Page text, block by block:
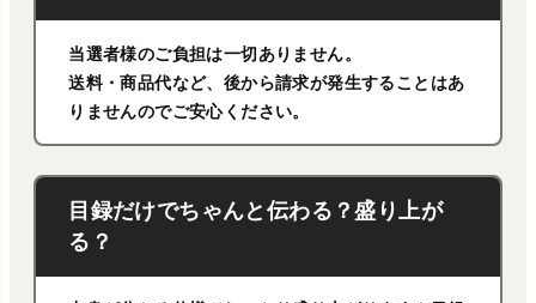
当選者様のご負担は一切ありません。
送料・商品代など、後から請求が発生することはあ
りませんのでご安心ください。
目録だけでちゃんと伝わる？盛り上が
る？